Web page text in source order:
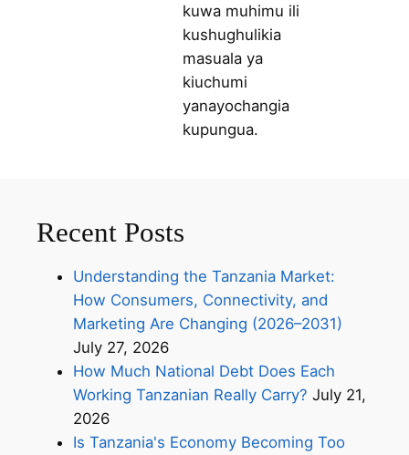
kuwa muhimu ili
kushughulikia
masuala ya
kiuchumi
yanayochangia
kupungua.
Recent Posts
Understanding the Tanzania Market:
How Consumers, Connectivity, and
Marketing Are Changing (2026–2031)
July 27, 2026
How Much National Debt Does Each
Working Tanzanian Really Carry? July 21,
2026
Is Tanzania's Economy Becoming Too